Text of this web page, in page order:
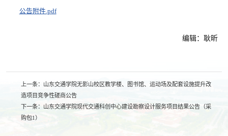
公告附件.pdf
编辑：耿昕
上一条：
山东交通学院无影山校区教学楼、图书馆、运动场及配套设施提升改
造项目竞争性磋商公告
下一条：
山东交通学院现代交通科创中心建设勘察设计服务项目结果公告（采
购包1）